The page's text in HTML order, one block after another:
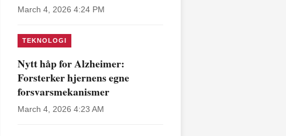
March 4, 2026 4:24 PM
TEKNOLOGI
Nytt håp for Alzheimer:
Forsterker hjernens egne
forsvarsmekanismer
March 4, 2026 4:23 AM